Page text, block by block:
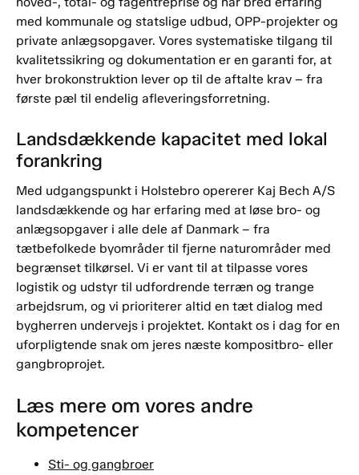
med kommunale og statslige udbud, OPP-projekter og
private anlægsopgaver. Vores systematiske tilgang til
kvalitetssikring og dokumentation er en garanti for, at
hver brokonstruktion lever op til de aftalte krav – fra
første pæl til endelig afleveringsforretning.
Landsdækkende kapacitet med lokal
forankring
Med udgangspunkt i Holstebro opererer Kaj Bech A/S
landsdækkende og har erfaring med at løse bro- og
anlægsopgaver i alle dele af Danmark – fra
tætbefolkede byområder til fjerne naturområder med
begrænset tilkørsel. Vi er vant til at tilpasse vores
logistik og udstyr til udfordrende terræn og trange
arbejdsrum, og vi prioriterer altid en tæt dialog med
bygherren undervejs i projektet. Kontakt os i dag for en
uforpligtende snak om jeres næste kompositbro- eller
gangbroprojet.
Læs mere om vores andre
kompetencer
Sti- og gangbroer